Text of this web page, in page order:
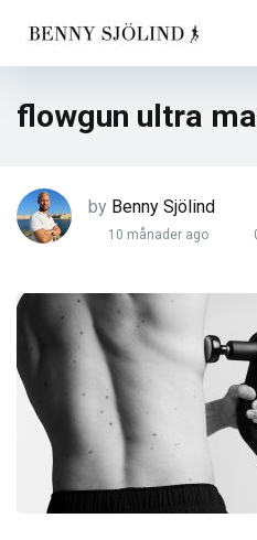
flowgun ultra
by Benny Sjölind
10 månader ago